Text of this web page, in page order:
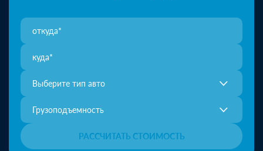
Выберите тип авто
Грузоподъемность
РАССЧИТАТЬ СТОИМОСТЬ